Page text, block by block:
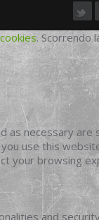
. Scorrendo
as necessary
use this
your browsing
and